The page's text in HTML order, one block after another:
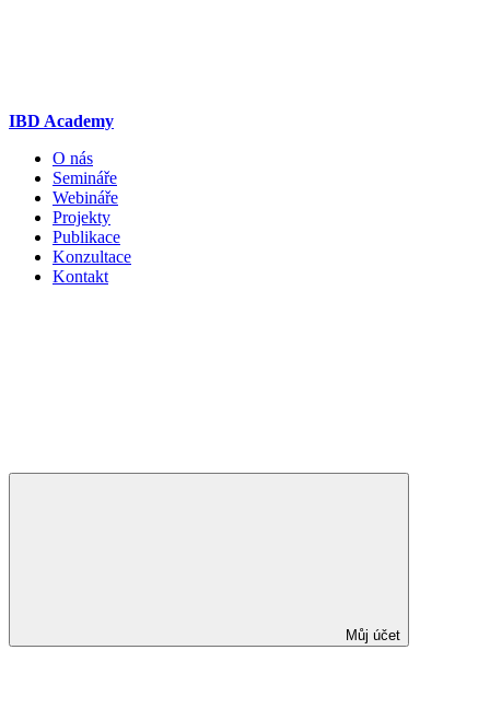
IBD Academy
O nás
Semináře
Webináře
Projekty
Publikace
Konzultace
Kontakt
Můj účet